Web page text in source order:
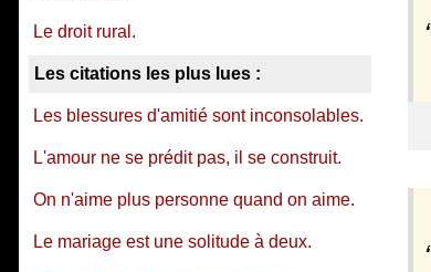
Le droit rural.
Les citations les plus lues :
Les blessures d'amitié sont inconsolables.
L'amour ne se prédit pas, il se construit.
On n'aime plus personne quand on aime.
Le mariage est une solitude à deux.